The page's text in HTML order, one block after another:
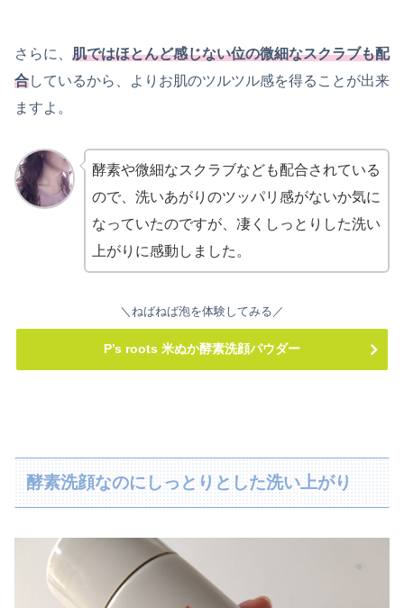
さらに、 肌ではほとんど感じない位の微細なスクラブも配
合しているから、よりお肌のツルツル感を得ることが出来
ますよ。
酵素や微細なスクラブなども配合されている
ので、洗いあがりのツッパリ感がないか気に
なっていたのですが、凄くしっとりした洗い
上がりに感動しました。
＼ねばねば泡を体験してみる／
P’s roots 米ぬか酵素洗顔パウダー
酵素洗顔なのにしっとりとした洗い上がり